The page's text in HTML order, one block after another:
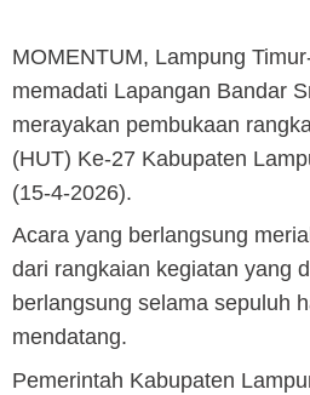
MOMENTUM, Lampung Timur
memadati Lapangan Bandar
merayakan pembukaan
(HUT) Ke-27 Kabupaten
(15-4-2026).
Acara yang berlangsung
dari rangkaian kegiatan yang
berlangsung selama sepuluh
mendatang.
Pemerintah Kabupaten